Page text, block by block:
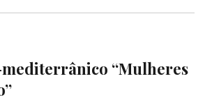
“Mulheres